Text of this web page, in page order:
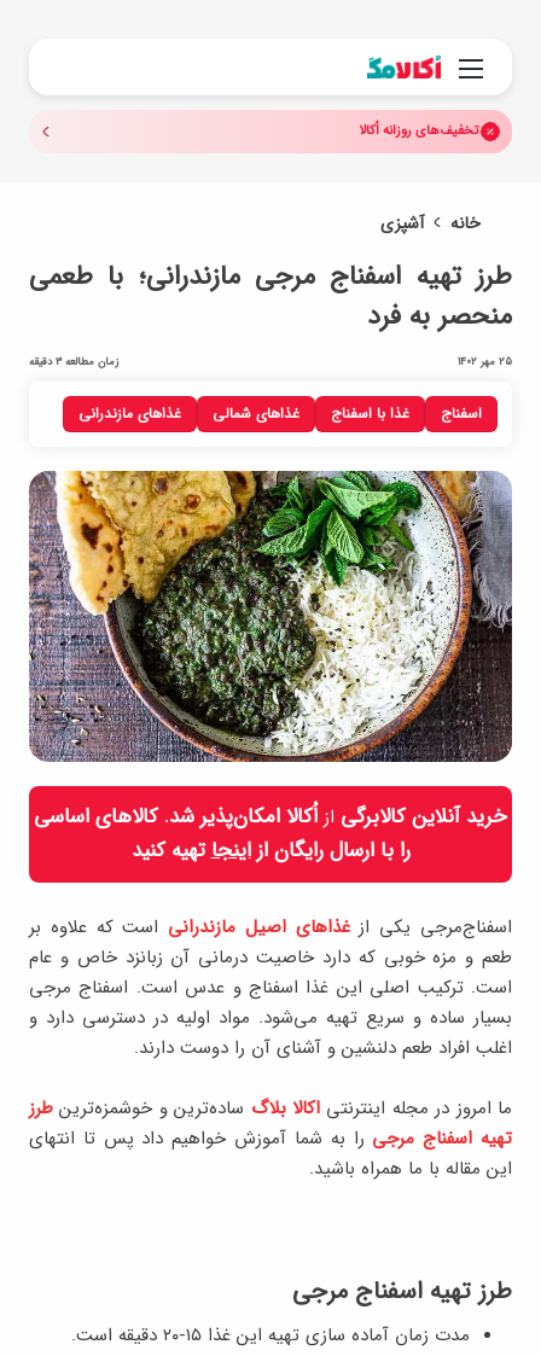
منو
تخفیف‌های روزانه اُکالا
خانه آشپزی
اسفناج غذا با اسفناج غذاهای شمالی غذاهای مازندرانی
طرز تهیه اسفناج مرجی مازندرانی؛ با طعمی
منحصر به فرد
25 مهر 1402 زمان مطالعه 3 دقیقه
خرید آنلاین کالابرگی از اُکالا امکان‌پذیر شد. کالاهای اساسی
را با ارسال رایگان ازاینجاتهیه کنید
اسفناج‌مرجی یکی ازغذاهای اصیل مازندرانی است که علاوه بر
طعم و مزه خوبی که دارد خاصیت درمانی آن زبانزد خاص و عام
است. ترکیب اصلی این غذا اسفناج و عدس است. اسفناج مرجی
بسیار ساده و سریع تهیه می‌شود. مواد اولیه در دسترسی دارد و
اغلب افراد طعم دلنشین و آشنای آن را دوست دارند.
ما امروز در مجله اینترنتی اکالا بلاگ ساده‌ترین و خوشمزه‌ترین طرز
تهیه اسفناج مرجی را به شما آموزش خواهیم داد پس تا انتهای
این مقاله با ما همراه باشید.
طرز تهیه اسفناج مرجی
مدت زمان آماده سازی تهیه این غذا ۱۵-۲۰ دقیقه است.